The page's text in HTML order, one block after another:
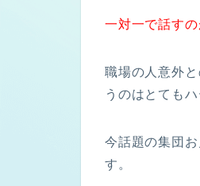
一対一で話す
職場の人意外
うのはとても
今話題の集団
す。